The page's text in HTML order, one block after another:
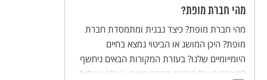
מהי חברת מופת?
מהי חברת מופת? כיצד נבנית ומתמסדת חברת
מופת? היכן המושג או הביטוי נמצא בחיים
היומייומיים שלנו? בעזרת המקורות הבאים ניחשף
למורכבות של הגדרת חברת מופת, נעלה שאלות